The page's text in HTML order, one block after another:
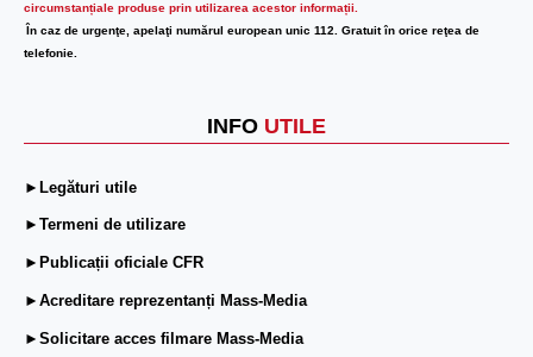
circumstanțiale produse prin utilizarea acestor informații.
În caz de urgenţe, apelaţi numărul european unic 112. Gratuit în orice reţea de
telefonie.
INFO UTILE
►Legături utile
►Termeni de utilizare
►Publicații oficiale CFR
►Acreditare reprezentanți Mass-Media
►Solicitare acces filmare Mass-Media